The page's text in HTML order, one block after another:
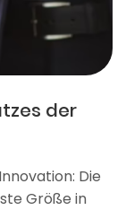
der
Die
Größe in